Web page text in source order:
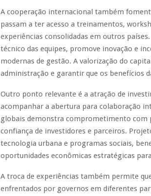
A cooperação internacional também
passam a ter acesso a treinamentos,
experiências consolidadas em outros
técnico das equipes, promove inovação e
modernas de gestão. A valorização do
administração e garantir que os benefícios
Outro ponto relevante é a atração de
acompanhar a abertura para colaboração
globais demonstra comprometimento com
confiança de investidores e parceiros.
tecnologia urbana e programas sociais,
oportunidades econômicas estratégicas
A troca de experiências também permite
enfrentados por governos em diferentes